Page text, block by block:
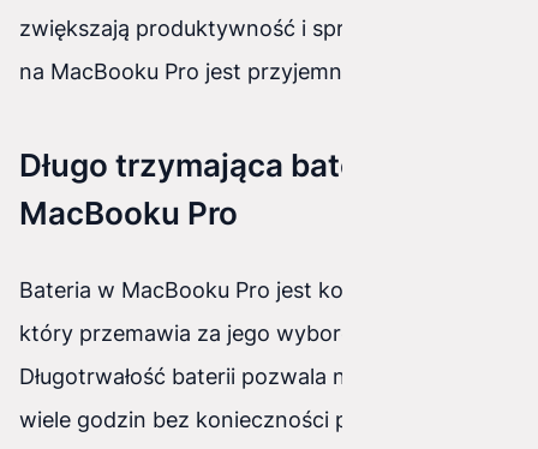
zwiększają produktywność i sprawiają, że praca
na MacBooku Pro jest przyjemnością.
Długo trzymająca bateria w
MacBooku Pro
Bateria w MacBooku Pro jest kolejnym atutem,
który przemawia za jego wyborem.
Długotrwałość baterii pozwala na pracę przez
wiele godzin bez konieczności podłączania do